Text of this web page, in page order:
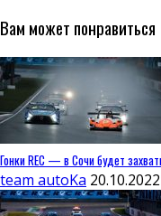
Вам может понравиться
Гонки REC — в Сочи будет
team autoKa 20.10.2022